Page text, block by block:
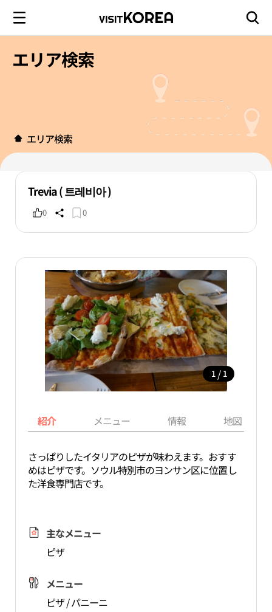
エリア検索
エリア検索
Trevia ( 트레비아 )
0 0
1 / 1
紹介 メニュー 情報 地図
さっぱりしたイタリアのピザが味わえます。おすす
めはピザです。ソウル特別市のヨンサン区に位置し
た洋食専門店です。
主なメニュー
ピザ
メニュー
ピザ / パニーニ